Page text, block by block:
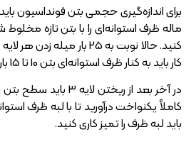
برای اندازه‌گیری حجمی بتن فونداسیون
کنید. حالا نوبت به 25 بار
کار باید به کنار ظرف استوانه‌ای بتن 10 تا 15 بار ضربه بزنید.
در آخر بعد از ریختن
کاملاً یکنواخت درآورید تا با لبه ظرف
باید لبه ظرف را تمیز کاری کنید.